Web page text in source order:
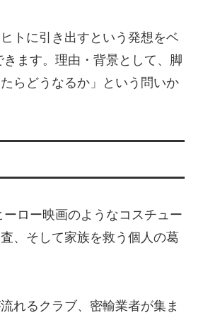
トに引き出すという発想をベ
ます。理由・背景として、脚
らどうなるか」という問いか
ロー映画のようなコスチュー
、そして家族を救う個人の葛
れるクラブ、密輸業者が集ま